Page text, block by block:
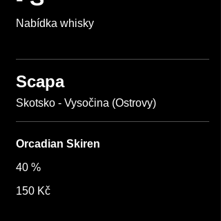
Nabídka whisky
Scapa
Orcadian Skiren
40 %
150 Kč